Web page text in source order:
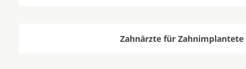
Zahnärzte für